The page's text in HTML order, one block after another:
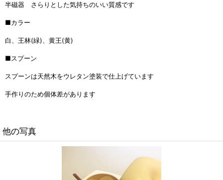
半磁器 さらりとした気持ちのいい質感です
■カラー
白、王林(緑)、黄王(黄)
■スプーン
スプーンは天然木をウレタン塗装で仕上げています
手作りのため個体差があります
他の写真